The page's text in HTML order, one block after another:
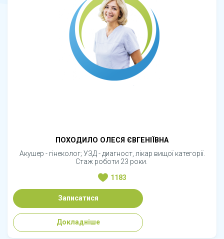
ПОХОДИЛО ОЛЕСЯ ЄВГЕНІЇВНА
Акушер - гінеколог; УЗД - диагност, лікар вищої категорії.
Стаж роботи 23 роки.
1183
Записатися
Докладніше